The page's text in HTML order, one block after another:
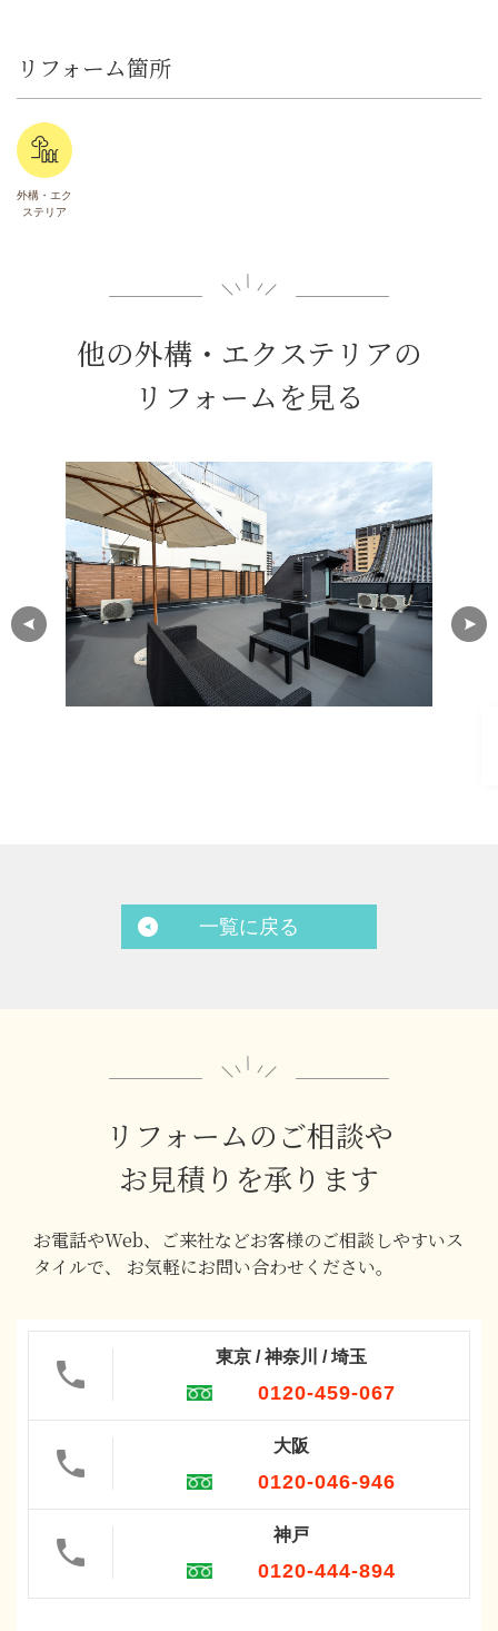
リフォーム箇所
外構・エク
ステリア
他の外構・エクステリアの
リフォームを見る
一覧に戻る
リフォームのご相談や
お見積りを承ります
お電話やWeb、ご来社などお客様のご相談しやすいス
タイルで、
お気軽にお問い合わせください。
東京 / 神奈川 / 埼玉
0120-459-067
大阪
0120-046-946
神戸
0120-444-894